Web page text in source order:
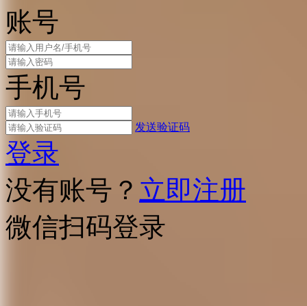
账号
手机号
发送验证码
登录
没有账号？ 立即注册
微信扫码登录